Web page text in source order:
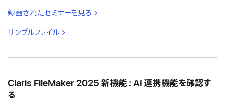
録画されたセミナーを見る
サンプルファイル
Claris FileMaker 2025 新機能：AI 連携機能を確認す
る